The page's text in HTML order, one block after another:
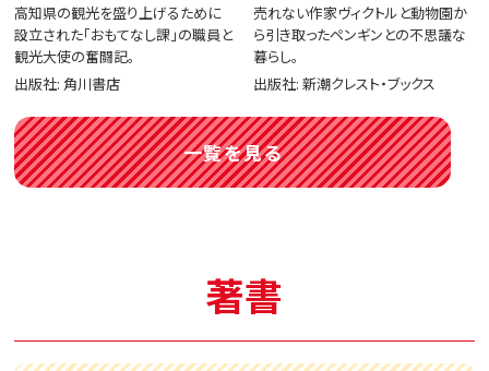
高知県の観光を盛り上げるために
設立された「おもてなし課」の職員と
観光大使の奮闘記。
出版社: 角川書店
売れない作家ヴィクトルと動物園か
ら引き取ったペンギンとの不思議な
暮らし。
出版社: 新潮クレスト・ブックス
一覧を見る
著書